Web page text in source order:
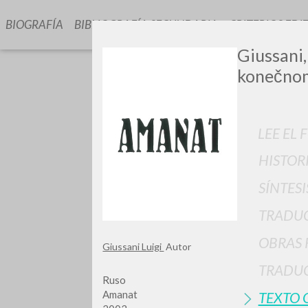
Giussani Luigi Autor
Ruso
Amanat
LEE EL
OBRAS
TEXTO
BIOGRAFÍA BIBLIOGRAFÍA SECUNDARIA CRITERIOS